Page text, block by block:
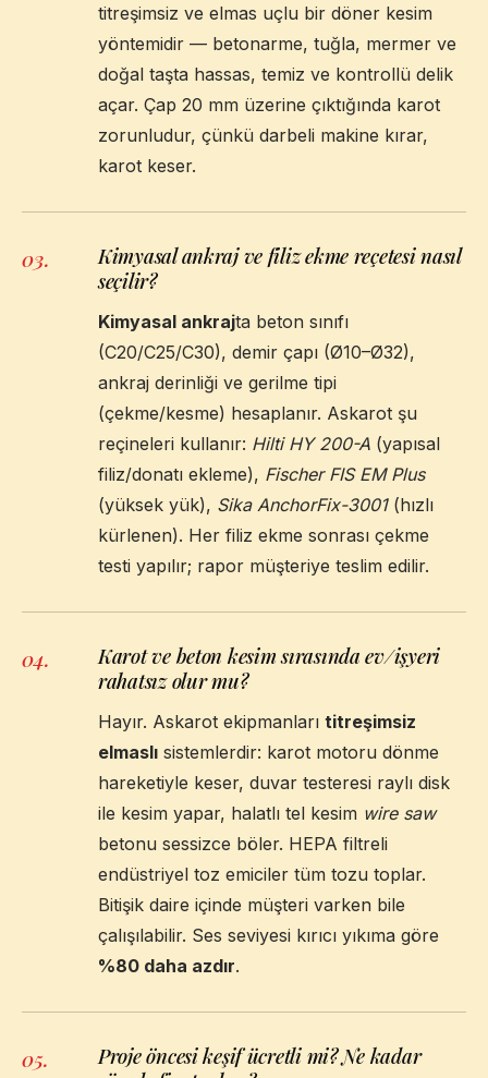
titreşimsiz ve elmas uçlu bir döner kesim
yöntemidir — betonarme, tuğla, mermer ve
doğal taşta hassas, temiz ve kontrollü delik
açar. Çap 20 mm üzerine çıktığında karot
zorunludur, çünkü darbeli makine kırar,
karot keser.
03.
Kimyasal ankraj ve filiz ekme reçetesi nasıl
seçilir?
Kimyasal ankrajta beton sınıfı
(C20/C25/C30), demir çapı (Ø10–Ø32),
ankraj derinliği ve gerilme tipi
(çekme/kesme) hesaplanır. Askarot şu
reçineleri kullanır: Hilti HY 200-A (yapısal
filiz/donatı ekleme), Fischer FIS EM Plus
(yüksek yük), Sika AnchorFix-3001(hızlı
kürlenen). Her filiz ekme sonrası çekme
testi yapılır; rapor müşteriye teslim edilir.
04.
Karot ve beton kesim sırasında ev/işyeri
rahatsız olur mu?
Hayır. Askarot ekipmanları titreşimsiz
elmaslı sistemlerdir: karot motoru dönme
hareketiyle keser, duvar testeresi raylı disk
ile kesim yapar, halatlı tel kesim wire saw
betonu sessizce böler. HEPA filtreli
endüstriyel toz emiciler tüm tozu toplar.
Bitişik daire içinde müşteri varken bile
çalışılabilir. Ses seviyesi kırıcı yıkıma göre
%80 daha azdır.
05.
Proje öncesi keşif ücretli mi? Ne kadar